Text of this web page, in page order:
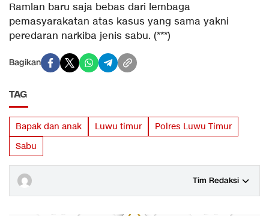
Ramlan baru saja bebas dari lembaga
pemasyarakatan atas kasus yang sama yakni
peredaran narkiba jenis sabu. (***)
Bagikan
TAG
Bapak dan anak Luwu timur
Polres Luwu Timur
Sabu
Tim Redaksi